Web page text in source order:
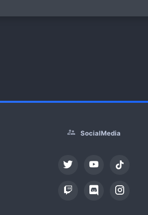
SocialMedia
tiktok